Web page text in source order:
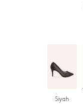
Siyah